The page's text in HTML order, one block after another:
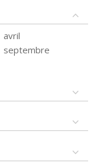
avril
septembre